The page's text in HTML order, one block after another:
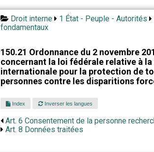
Droit interne 1 État - Peuple - Autorités
fondamentaux
150.21 Ordonnance du 2 novembre
concernant la loi fédérale relative à
internationale pour la protection de
personnes contre les disparitions
Index Inverser les langues
Art. 6 Consentement de la personne
Art. 8 Données traitées